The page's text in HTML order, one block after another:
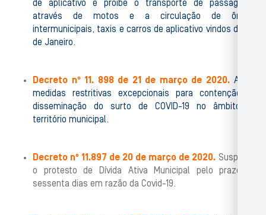
de aplicativo e proíbe o transporte de passageiros
através de motos e a circulação de ônibus
intermunicipais, taxis e carros de aplicativo vindos do Rio
de Janeiro.
Decreto nº 11. 898 de 21 de março de 2020.Adota
medidas restritivas excepcionais para contenção da
disseminação do surto de COVID-19 no âmbito do
território municipal.
Decreto nº 11.897 de 20 de março de 2020. Suspende
o protesto de Dívida Ativa Municipal pelo prazo de
sessenta dias em razão da Covid-19.